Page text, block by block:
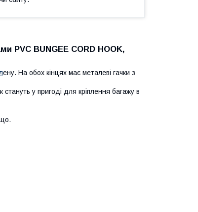
PVC BUNGEE CORD HOOK,
ену. На обох кінцях має металеві гачки з
стануть у пригоді для кріплення багажу в